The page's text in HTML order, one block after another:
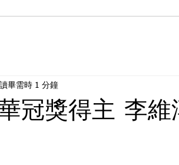
冠獎得主 李
讀畢需時 1 分鐘